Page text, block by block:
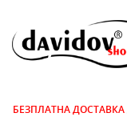
БЕЗПЛАТНА ДОСТАВКА